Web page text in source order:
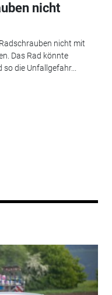
nicht
nicht mit
Das Rad könnte
die Unfallgefahr...